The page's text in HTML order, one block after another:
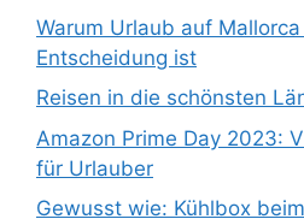
Warum Urlaub auf
Entscheidung ist
Reisen in die schönsten
Amazon Prime Day 2023:
für Urlauber
Gewusst wie: Kühlbox